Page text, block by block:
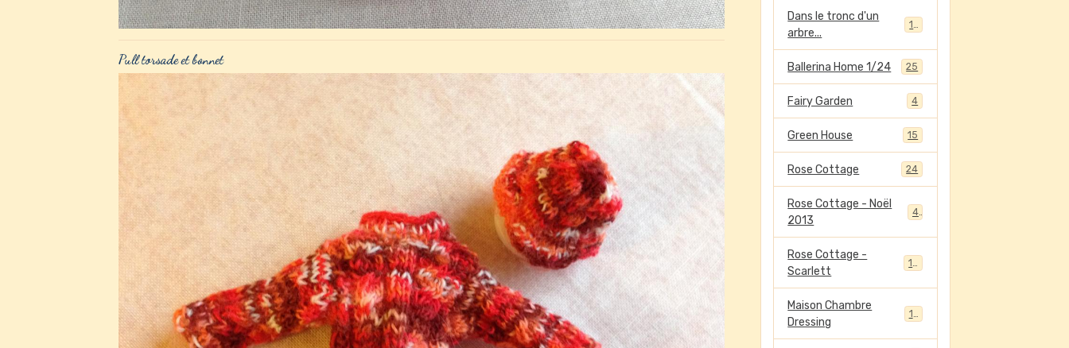
Pull torsade et bonnet
Dans le tronc d'un
arbre...
Ballerina Home 1/24 25
Fairy Garden 4
Green House 15
Rose Cottage 24
Rose Cottage - Noël
2013
4
Rose Cottage -
Scarlett
Maison Chambre
Dressing